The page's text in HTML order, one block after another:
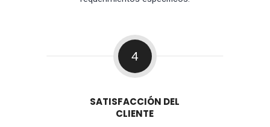
4
SATISFACCIÓN DEL
CLIENTE